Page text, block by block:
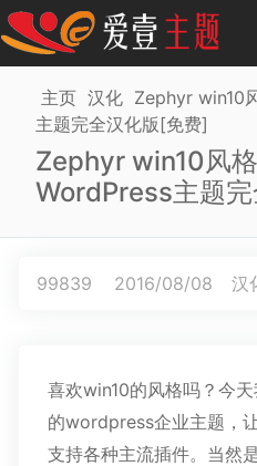
0项目-0.00 元
主题
插件
主页 汉化 Zephyr win10
主题完全汉化版[免费]
Zephyr win10风
WordPress主题
99839 2016/08/08 汉
喜欢win10的风格吗？今
的wordpress企业主题，
支持各种主流插件。当然